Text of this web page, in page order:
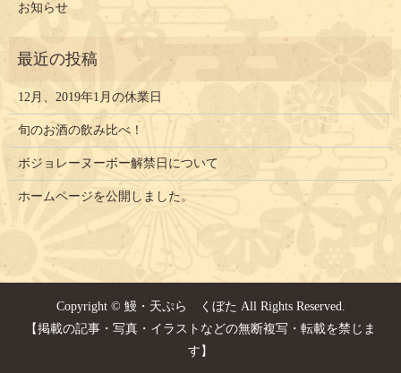
お知らせ
12月、2019年1月の休業日
旬のお酒の飲み比べ！
ボジョレーヌーボー解禁日について
ホームページを公開しました。
Copyright © 鰻・天ぷら くぼた All Rights Reserved.
【掲載の記事・写真・イラストなどの無断複写・転載を禁じま
す】